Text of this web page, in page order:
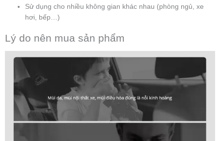
Sử dụng cho nhiều không gian khác nhau (phòng ngủ, xe
hơi, bếp…)
Lý do nên mua sản phẩm